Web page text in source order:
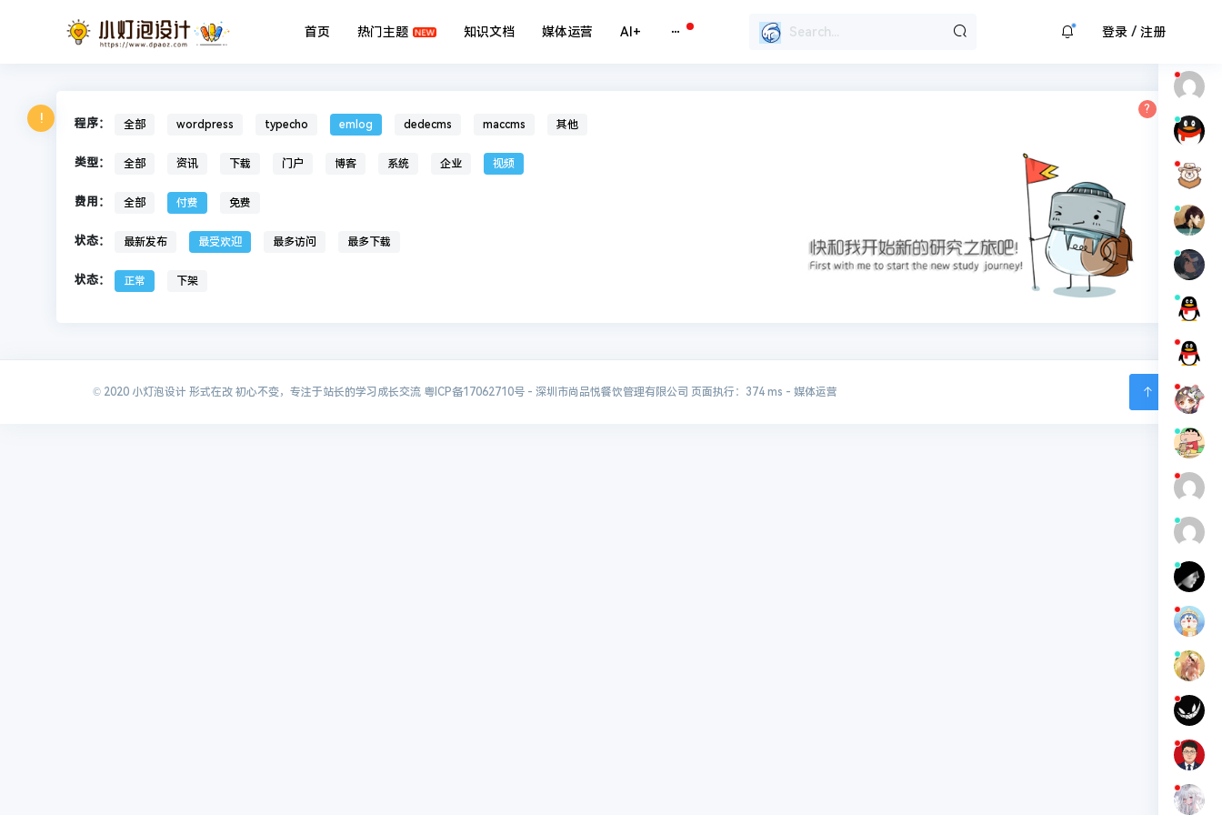
首页 热门主题 知识文档 媒体运营 AI+ 登录/ 注册
程序： 全部 wordpress typecho emlog dedecms maccms 其他
类型： 全部 资讯 下载 门户 博客 系统 企业 视频
费用： 全部 付费 免费
状态： 最新发布 最受欢迎 最多访问 最多下载
状态： 正常 下架
© 2020 小灯泡设计 形式在改 初心不变，专注于站长的学习成长交流 粤ICP备17062710号 - 深圳市尚品悦餐饮管理有限公司 页面执行：374 ms - 媒体运营
!